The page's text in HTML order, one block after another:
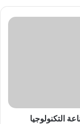
التكنولوجيا